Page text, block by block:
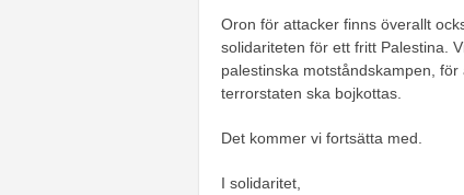
Oron för attacker finns överallt
solidariteten för ett fritt Palestina.
palestinska motståndskampen,
terrorstaten ska bojkottas.
Det kommer vi fortsätta med.
I solidaritet,